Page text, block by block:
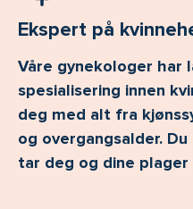
Ekspert på
Våre gynekologer har
spesialisering innen
deg med alt fra
og overgangsalder.
tar deg og dine plager